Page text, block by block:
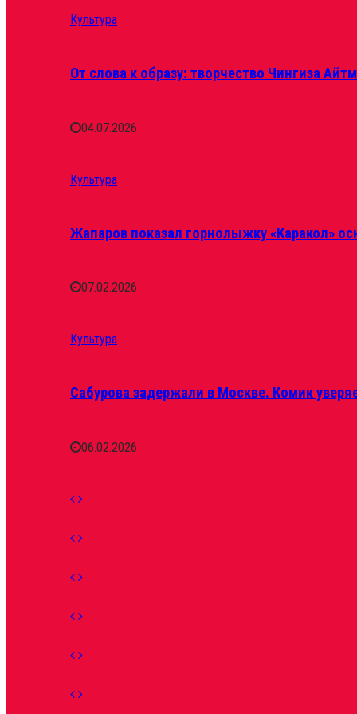
Культура
От слова к образу: творчество Чингиза
04.07.2026
Культура
Жапаров показал горнолыжку «Каракол»
07.02.2026
Культура
Сабурова задержали в Москве. Комик
06.02.2026